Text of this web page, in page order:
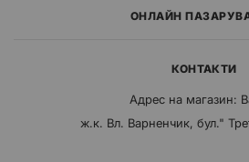
ОНЛАЙН
КОНТАКТИ
Адрес на магазин:
ж.к. Вл. Варненчик, бул."